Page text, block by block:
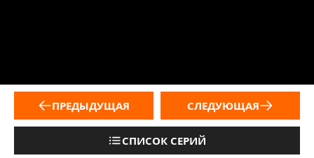
ПРЕДЫДУЩАЯ
СПИСОК СЕРИЙ
СЛЕДУЮЩАЯ